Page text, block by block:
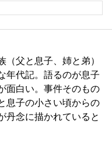
（父と息子、姉と弟）
年代記。語るのが息子
面白い。事件そのもの
息子の小さい頃からの
丹念に描かれていると